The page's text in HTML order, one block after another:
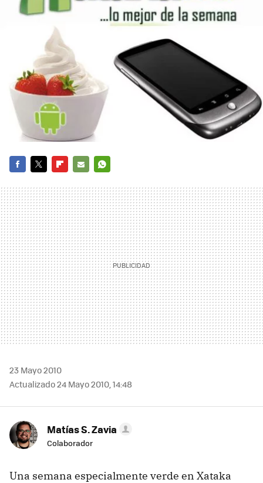
MAIL
23 Mayo 2010
Actualizado 24 Mayo 2010, 14:48
Matías S. Zavia
Colaborador
Una semana especialmente verde en Xataka